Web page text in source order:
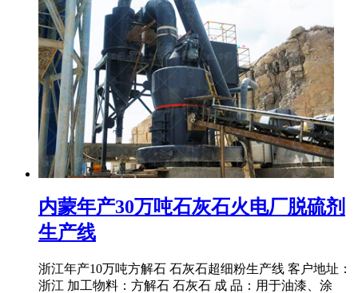
内蒙年产30万吨石灰石火电厂脱硫剂
生产线
浙江年产10万吨方解石 石灰石超细粉生产线 客户地址：
浙江 加工物料：方解石 石灰石 成 品：用于油漆、涂